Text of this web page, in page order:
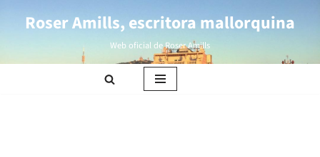
Roser Amills, escritora mallorquina
Web oficial de Roser Amills